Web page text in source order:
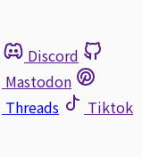
Discord
Mastodon
Threads
Tiktok